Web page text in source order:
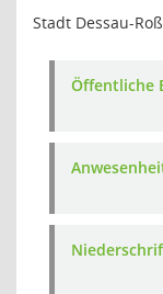
Stadt Dessau-
Öffentliche